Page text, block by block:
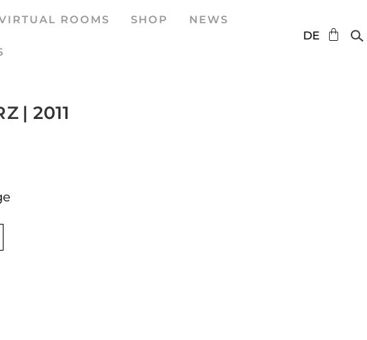
ROOMS SHOP NEWS
DE
ES
| 2011